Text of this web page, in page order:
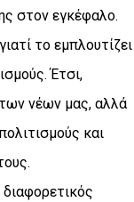
στον εγκέφαλο.
το εμπλουτίζει
Έτσι,
των νέων μας, αλλά
και